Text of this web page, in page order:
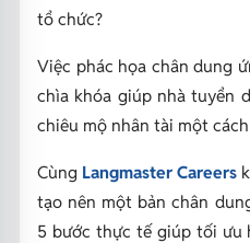
tổ chức?
Việc phác họa chân dung
chìa khóa giúp nhà tuyển
chiêu mộ nhân tài một
Cùng Langmaster Careers
tạo nên một bản chân
5 bước thực tế giúp tối ưu